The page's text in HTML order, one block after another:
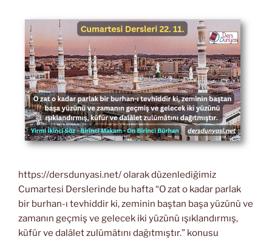
https://dersdunyasi.net/ olarak düzenlediğimiz
Cumartesi Derslerinde bu hafta “O zat o kadar parlak
bir burhan-ı tevhiddir ki, zeminin baştan başa yüzünü ve
zamanın geçmiş ve gelecek iki yüzünü ışıklandırmış,
küfür ve dalâlet zulümâtını dağıtmıştır.” konusu